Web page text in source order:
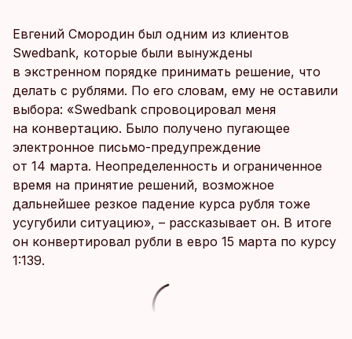
Евгений Смородин был одним из клиентов
Swedbank, которые были вынуждены
в экстренном порядке принимать решение, что
делать с рублями. По его словам, ему не оставили
выбора: «Swedbank спровоцировал меня
на конвертацию. Было получено пугающее
электронное письмо-предупреждение
от 14 марта. Неопределенность и ограниченное
время на принятие решений, возможное
дальнейшее резкое падение курса рубля тоже
усугубили ситуацию», – рассказывает он. В итоге
он конвертировал рубли в евро 15 марта по курсу
1:139.